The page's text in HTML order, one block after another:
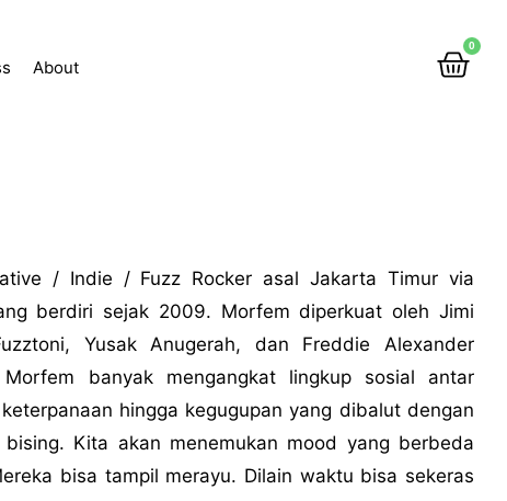
About
0
/ Indie / Fuzz Rocker asal Jakarta Timur via
berdiri sejak 2009. Morfem diperkuat oleh Jimi
Yusak Anugerah, dan Freddie Alexander
banyak mengangkat lingkup sosial antar
hingga kegugupan yang dibalut dengan
Kita akan menemukan mood yang berbeda
bisa tampil merayu. Dilain waktu bisa sekeras